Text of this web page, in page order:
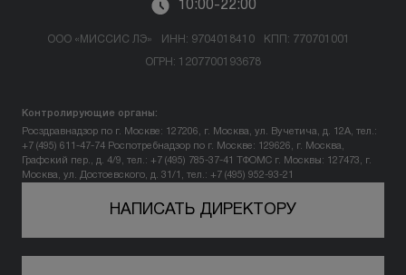
10:00-22:00
ООО «МИССИС ЛЭ» ИНН: 9704018410 КПП: 770701001
ОГРН: 1207700193678
Контролирующие органы:
Росздравнадзор по г. Москве: 127206, г. Москва, ул. Вучетича, д. 12А, тел.:
+7 (495) 611-47-74 Роспотребнадзор по г. Москве: 129626, г. Москва,
Графский пер., д. 4/9, тел.: +7 (495) 785-37-41
ТФОМС г. Москвы: 127473, г.
Москва, ул. Достоевского, д. 31/1, тел.: +7 (495) 952-93-21
НАПИСАТЬ ДИРЕКТОРУ